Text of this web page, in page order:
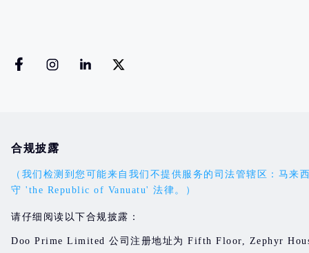
合规披露
（我们检测到您可能来自我们不提供服务的司法管辖区：马
守 'the Republic of Vanuatu' 法律。）
请仔细阅读以下合规披露：
Doo Prime Limited 公司注册地址为 Fifth Floor, Zephyr